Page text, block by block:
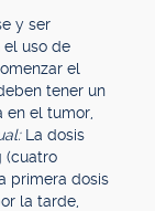
y ser
el uso de
el
tener un
en el tumor,
La dosis
(cuatro
primera dosis
la tarde,